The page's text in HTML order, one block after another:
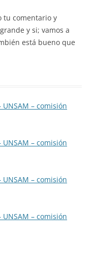
tu comentario y
y si; vamos a
está bueno que
– comisión
– comisión
– comisión
– comisión